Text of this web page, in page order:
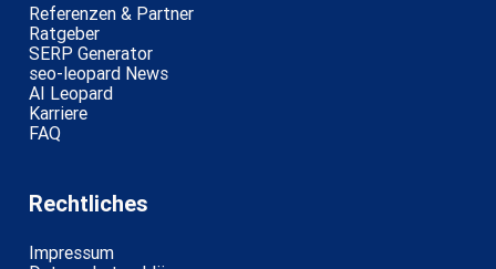
Referenzen & Partner
Ratgeber
SERP Generator
seo-leopard News
AI Leopard
Karriere
FAQ
Rechtliches
Impressum